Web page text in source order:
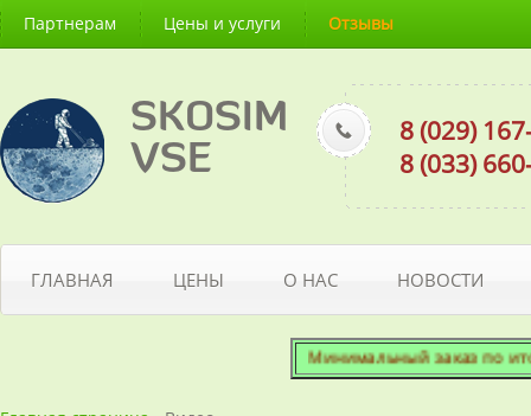
Партнерам Цены и услуги Отзывы
SKOSIM
VSE
8 (029)
8 (033)
ГЛАВНАЯ ЦЕНЫ О НАС НОВОСТИ
Минимальный заказ по